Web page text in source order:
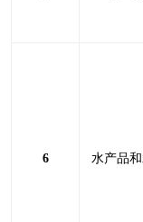
6 水产品